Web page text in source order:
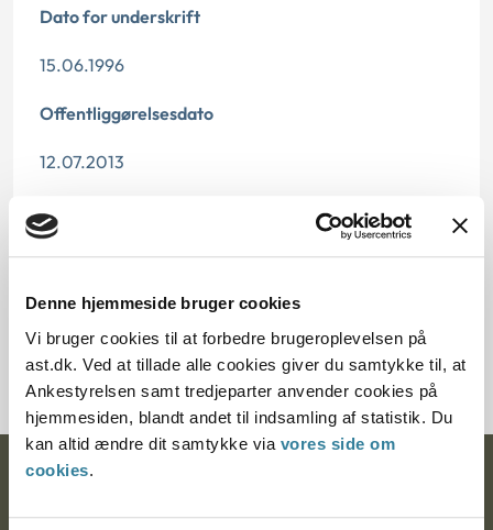
Denne hjemmeside bruger cookies
Vi bruger cookies til at forbedre brugeroplevelsen på
ast.dk. Ved at tillade alle cookies giver du samtykke til, at
Ankestyrelsen samt tredjeparter anvender cookies på
hjemmesiden, blandt andet til indsamling af statistik. Du
kan altid ændre dit samtykke via vores side om
cookies.
Dato for underskrift
15.06.1996
Offentliggørelsesdato
12.07.2013
Paragraf
§ 1 § 58
Journalnummer
20135-95
Ankestyrelsen